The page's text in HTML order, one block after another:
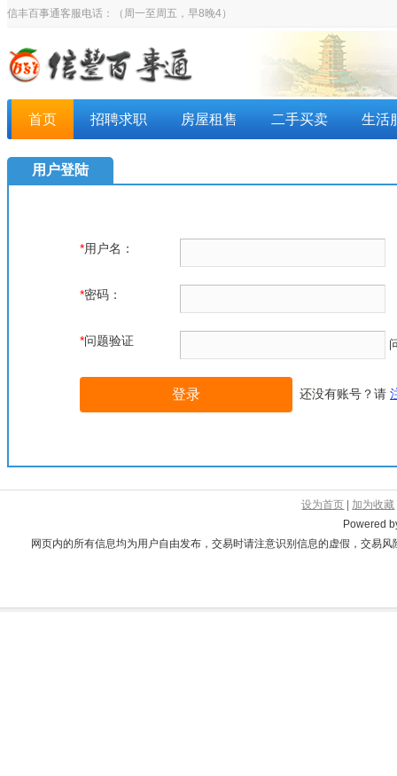
信丰百事通客服电话： （周一至周五，早8晚4）
首页 招聘求职 房屋租售 二手买卖 生活
用户登陆
*用户名：
*密码：
*问题验证
还没有账号？请
设为首页 加为收藏
Powered
网页内的所有信息均为用户自由发布，交易时请注意识别信息的虚假，交易